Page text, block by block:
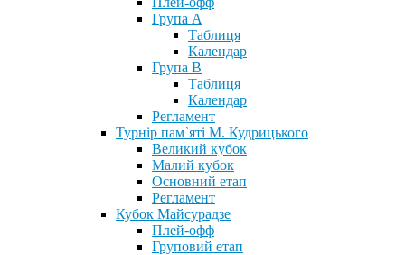
Група А
Таблиця
Календар
Група В
Таблиця
Календар
Регламент
Турнір пам`яті М. Кудрицького
Великий кубок
Малий кубок
Основний етап
Регламент
Кубок Майсурадзе
Плей-офф
Груповий етап